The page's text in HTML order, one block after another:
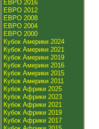
ЕВРО 2016
ЕВРО 2012
ЕВРО 2008
ЕВРО 2004
ЕВРО 2000
Кубок Америки 2024
Кубок Америки 2021
Кубок Америки 2019
Кубок Америки 2016
Кубок Америки 2015
Кубок Америки 2011
Кубок Африки 2025
Кубок Африки 2023
Кубок Африки 2021
Кубок Африки 2019
Кубок Африки 2017